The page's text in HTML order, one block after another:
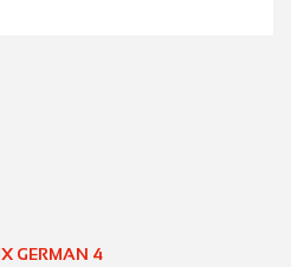
GERMAN 4